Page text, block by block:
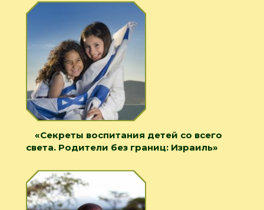
«Секреты воспитания детей со всего
света. Родители без границ: Израиль»